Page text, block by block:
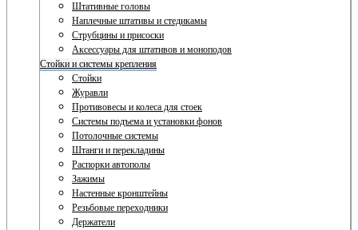
Штативные головы
Наплечные штативы и стедикамы
Струбцины и присоски
Аксессуары для штативов и моноподов
Стойки и системы крепления
Стойки
Журавли
Противовесы и колеса для стоек
Системы подъема и установки фонов
Потолочные системы
Штанги и перекладины
Распорки автополы
Зажимы
Настенные кронштейны
Резьбовые переходники
Держатели